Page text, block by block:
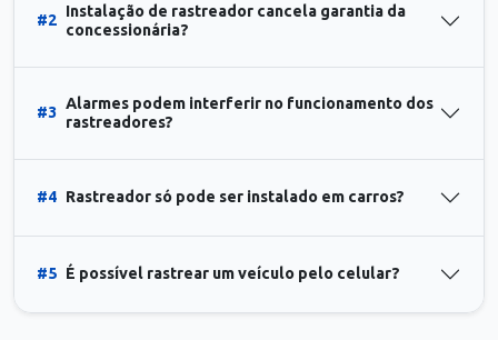
#2
Instalação de rastreador cancela garantia da
concessionária?
#3
Alarmes podem interferir no funcionamento dos
rastreadores?
#4 Rastreador só pode ser instalado em carros?
#5 É possível rastrear um veículo pelo celular?